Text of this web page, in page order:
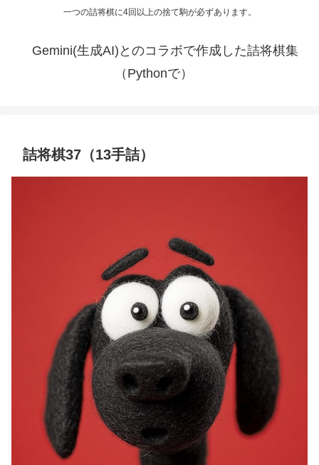
一つの詰将棋に4回以上の捨て駒が必ずあります。
Gemini(生成AI)とのコラボで作成した詰将棋集
（Pythonで）
詰将棋37（13手詰）